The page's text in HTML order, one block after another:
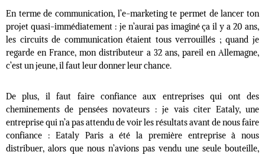
En terme de communication, l’e-marketing te permet de lancer ton
projet quasi-immédiatement : je n’aurai pas imaginé ça il y a 20 ans,
les circuits de communication étaient tous verrouillés ; quand je
regarde en France, mon distributeur a 32 ans, pareil en Allemagne,
c’est un jeune, il faut leur donner leur chance.
De plus, il faut faire confiance aux entreprises qui ont des
cheminements de pensées novateurs : je vais citer Eataly, une
entreprise qui n’a pas attendu de voir les résultats avant de nous faire
confiance : Eataly Paris a été la première entreprise à nous
distribuer, alors que nous n’avions pas vendu une seule bouteille,